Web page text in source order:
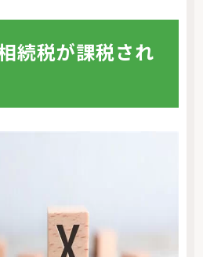
続税が課税され